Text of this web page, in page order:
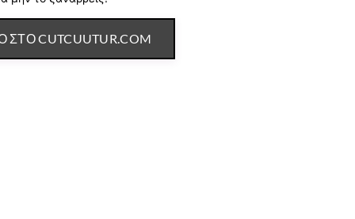
ΣΤΟ CUTCUUTUR.COM